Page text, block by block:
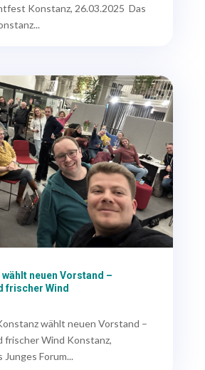
Konstanz, 26.03.2025 Das
neuen Vorstand –
frischer Wind
wählt neuen Vorstand –
Wind Konstanz,
Forum...